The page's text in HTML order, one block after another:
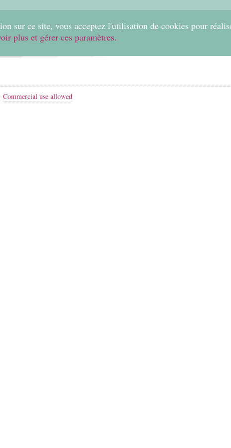
sur ce site, vous acceptez l'utilisation de cookies pour
plus et gérer ces paramètres.
Commercial use allowed